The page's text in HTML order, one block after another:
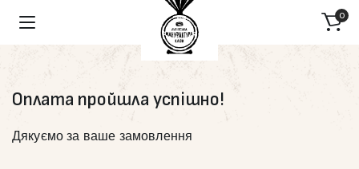
0
Оплата пройшла успішно!
Дякуємо за ваше замовлення